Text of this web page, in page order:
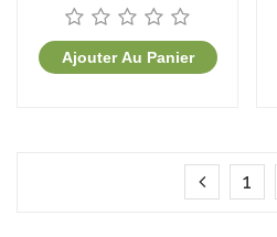
Ajouter Au Panier
1